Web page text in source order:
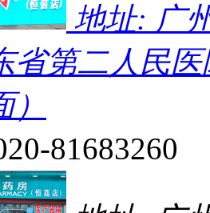
地址: 广
省第二人民
81683260